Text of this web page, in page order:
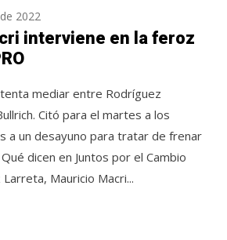
2022
interviene en la feroz
mediar entre Rodríguez
Citó para el martes a los
a un desayuno para tratar de frenar
dicen en Juntos por el Cambio
Mauricio Macri...